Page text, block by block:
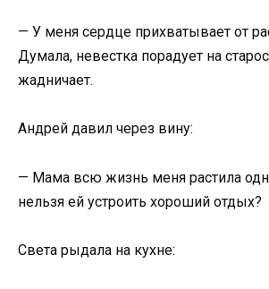
— У меня сердце прихватывает от
Думала, невестка порадует на
жадничает.
Андрей давил через вину:
— Мама всю жизнь меня растила
нельзя ей устроить хороший отдых?
Света рыдала на кухне: